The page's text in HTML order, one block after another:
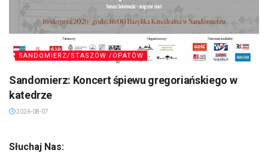
SANDOMIERZ/STASZÓW /OPATÓW
Sandomierz: Koncert śpiewu gregoriańskiego w
katedrze
2026-08-07
Słuchaj Nas: